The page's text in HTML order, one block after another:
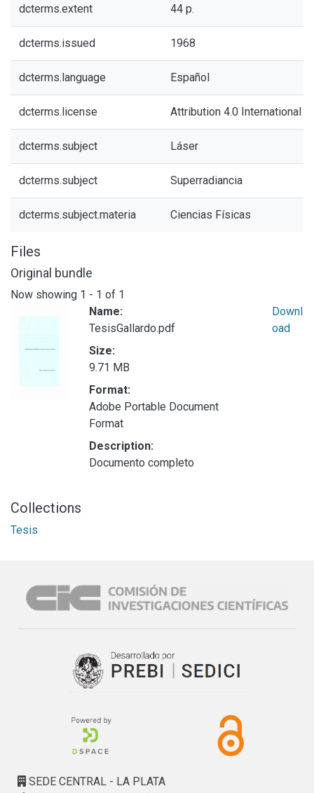
dcterms.extent 44 p.
dcterms.issued 1968
dcterms.language Español
dcterms.license Attribution 4.0 International
dcterms.subject Láser
dcterms.subject Superradiancia
dcterms.subject.materia Ciencias Físicas
Files
Original bundle
Now showing 1 - 1 of 1
Name:
TesisGallardo.pdf
Size:
9.71 MB
Format:
Adobe Portable Document
Format
Description:
Documento completo
Downl
oad
Collections
Tesis
SEDE CENTRAL - LA PLATA